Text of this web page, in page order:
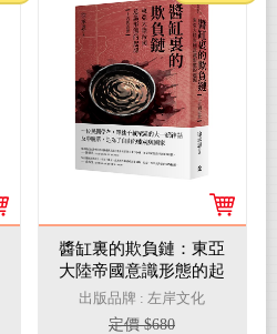
醬缸裏的欺負鏈：東亞
大陸帝國意識形態的起
源【上古到近世】
出版品牌 : 左岸文化
定價 $680